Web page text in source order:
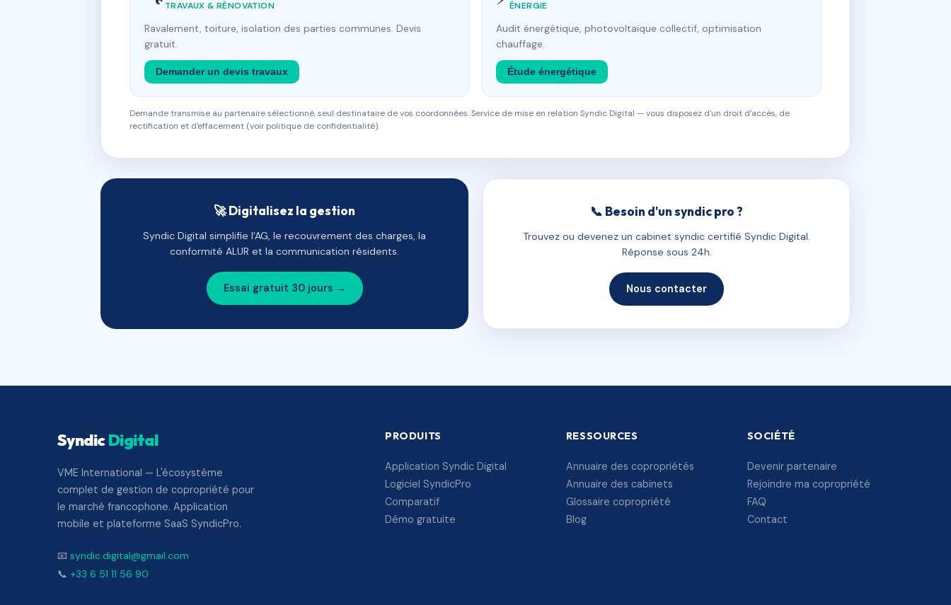
TRAVAUX & RÉNOVATION
Ravalement, toiture, isolation des parties communes. Devis
gratuit.
Demander un devis travaux
ÉNERGIE
Audit énergétique, photovoltaïque collectif, optimisation
chauffage.
Étude énergétique
Demande transmise au partenaire sélectionné, seul destinataire de vos coordonnées. Service de mise en relation Syndic Digital — vous disposez d'un droit d'accès, de
rectification et d'effacement (voir politique de confidentialité).
🚀 Digitalisez la gestion
Syndic Digital simplifie l'AG, le recouvrement des charges, la
conformité ALUR et la communication résidents.
Essai gratuit 30 jours →
📞 Besoin d'un syndic pro ?
Trouvez ou devenez un cabinet syndic certifié Syndic Digital.
Réponse sous 24h.
Nous contacter
SyndicDigital
VME International — L'écosystème
complet de gestion de copropriété pour
le marché francophone. Application
mobile et plateforme SaaS SyndicPro.
📧 syndic.digital@gmail.com
📞 +33 6 51 11 56 90
PRODUITS
Application Syndic Digital
Logiciel SyndicPro
Comparatif
Démo gratuite
RESSOURCES
Annuaire des copropriétés
Annuaire des cabinets
Glossaire copropriété
Blog
SOCIÉTÉ
Devenir partenaire
Rejoindre ma copropriété
FAQ
Contact